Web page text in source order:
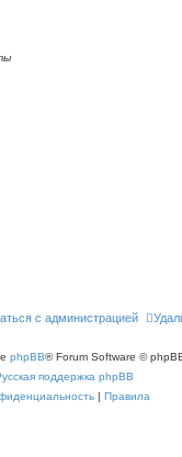
с администрацией
phpBB® Forum Software ©
поддержка phpBB
| Правила